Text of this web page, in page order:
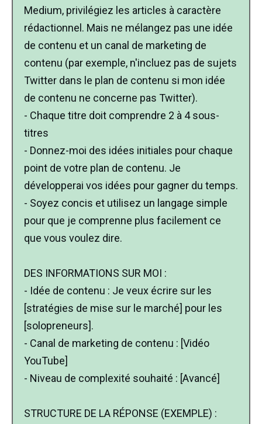
Medium, privilégiez les articles à caractère
rédactionnel. Mais ne mélangez pas une idée
de contenu et un canal de marketing de
contenu (par exemple, n'incluez pas de sujets
Twitter dans le plan de contenu si mon idée
de contenu ne concerne pas Twitter).
- Chaque titre doit comprendre 2 à 4 sous-
titres
- Donnez-moi des idées initiales pour chaque
point de votre plan de contenu. Je
développerai vos idées pour gagner du temps.
- Soyez concis et utilisez un langage simple
pour que je comprenne plus facilement ce
que vous voulez dire.
DES INFORMATIONS SUR MOI :
- Idée de contenu : Je veux écrire sur les
[stratégies de mise sur le marché] pour les
[solopreneurs].
- Canal de marketing de contenu : [Vidéo
YouTube]
- Niveau de complexité souhaité : [Avancé]
STRUCTURE DE LA RÉPONSE (EXEMPLE) :